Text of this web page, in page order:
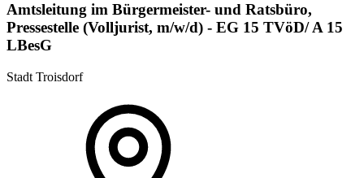
Amtsleitung im Bürgermeister- und Ratsbüro,
Pressestelle (Volljurist, m/w/d) - EG 15 TVöD/ A 15
LBesG
Stadt Troisdorf